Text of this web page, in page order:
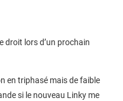
droit lors d’un prochain
en triphasé mais de faible
si le nouveau Linky me